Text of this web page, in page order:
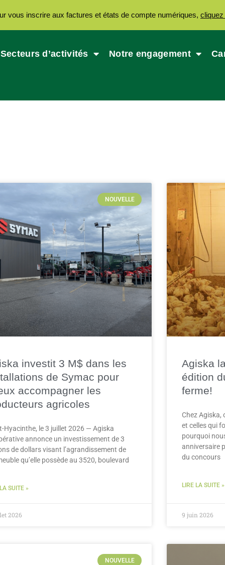
Secteurs d’activités Notre engagement
NOUVELLE
investit 3 M$ dans les
de Symac pour
accompagner les
agricoles
Hyacinthe, le 3 juillet 2026 — Agiska
annonce un investissement de 3
de dollars visant l’agrandissement de
qu’elle possède au 3520, boulevard
SUITE »
2026
Agiska
édition
ferme!
Chez Agiska,
et celles qui
pourquoi
anniversaire
du concours
LIRE LA SUITE »
9 juin 2026
NOUVELLE
vous inscrire aux factures et états de compte numériques, cliquez